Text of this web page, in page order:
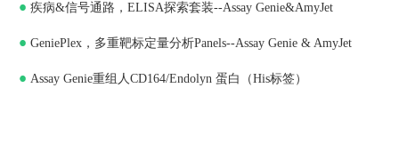
疾病&信号通路，ELISA探索套装--Assay Genie&AmyJet
GeniePlex，多重靶标定量分析Panels--Assay Genie & AmyJet
Assay Genie重组人CD164/Endolyn 蛋白（His标签）